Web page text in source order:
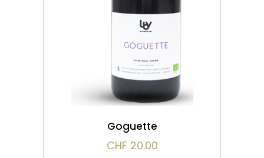
VOIR LE PRODUIT
Goguette
CHF 20.00